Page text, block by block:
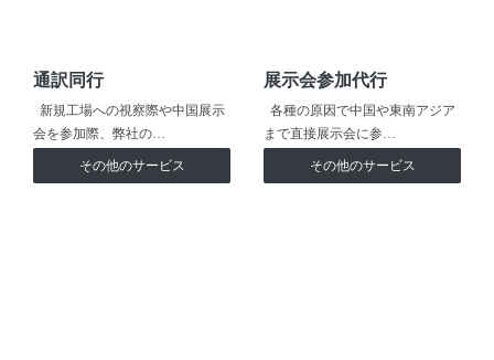
通訳同行
新規工場への視察際や中国展示
会を参加際、弊社の…
その他のサービス
展示会参加代行
各種の原因で中国や東南アジア
まで直接展示会に参…
その他のサービス